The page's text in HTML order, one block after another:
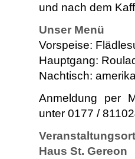
und nach dem
Unser Menü
Vorspeise:
Hauptgang:
Nachtisch:
Anmeldung per
unter 0177 /
Haus St. Gereon